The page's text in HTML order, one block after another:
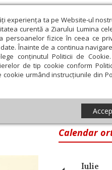
experiența ta pe Website-ul
curentă a Ziarului Lumina
persoanelor fizice în ceea ce
Înainte de a continua
conținutul Politicii de
de tip cookie conform
urmând instrucțiunile din
Societate Opinii
Calendar
Iulie